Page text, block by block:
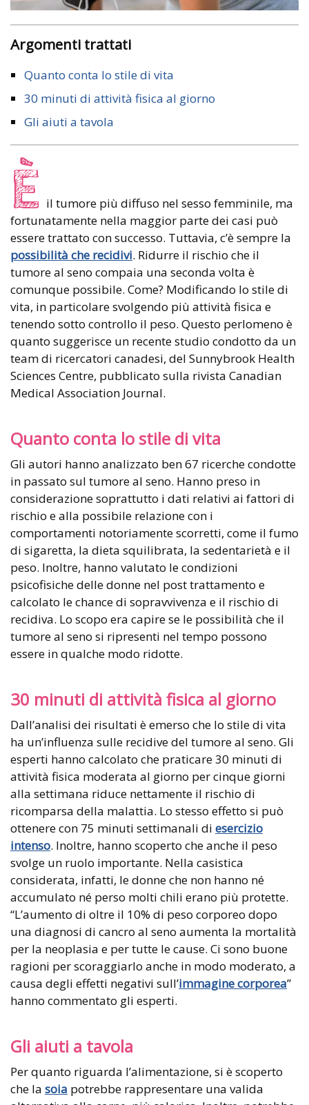
Argomenti trattati
Quanto conta lo stile di vita
30 minuti di attività fisica al giorno
Gli aiuti a tavola
È il tumore più diffuso nel sesso femminile, ma
fortunatamente nella maggior parte dei casi può
essere trattato con successo. Tuttavia, c’è sempre la
possibilità che recidivi. Ridurre il rischio che il
tumore al seno compaia una seconda volta è
comunque possibile. Come? Modificando lo stile di
vita, in particolare svolgendo più attività fisica e
tenendo sotto controllo il peso. Questo perlomeno è
quanto suggerisce un recente studio condotto da un
team di ricercatori canadesi, del Sunnybrook Health
Sciences Centre, pubblicato sulla rivista Canadian
Medical Association Journal.
Quanto conta lo stile di vita
Gli autori hanno analizzato ben 67 ricerche condotte
in passato sul tumore al seno. Hanno preso in
considerazione soprattutto i dati relativi ai fattori di
rischio e alla possibile relazione con i
comportamenti notoriamente scorretti, come il fumo
di sigaretta, la dieta squilibrata, la sedentarietà e il
peso. Inoltre, hanno valutato le condizioni
psicofisiche delle donne nel post trattamento e
calcolato le chance di sopravvivenza e il rischio di
recidiva. Lo scopo era capire se le possibilità che il
tumore al seno si ripresenti nel tempo possono
essere in qualche modo ridotte.
30 minuti di attività fisica al giorno
Dall’analisi dei risultati è emerso che lo stile di vita
ha un’influenza sulle recidive del tumore al seno. Gli
esperti hanno calcolato che praticare 30 minuti di
attività fisica moderata al giorno per cinque giorni
alla settimana riduce nettamente il rischio di
ricomparsa della malattia. Lo stesso effetto si può
ottenere con 75 minuti settimanali di esercizio
intenso. Inoltre, hanno scoperto che anche il peso
svolge un ruolo importante. Nella casistica
considerata, infatti, le donne che non hanno né
accumulato né perso molti chili erano più protette.
“L’aumento di oltre il 10% di peso corporeo dopo
una diagnosi di cancro al seno aumenta la mortalità
per la neoplasia e per tutte le cause. Ci sono buone
ragioni per scoraggiarlo anche in modo moderato, a
causa degli effetti negativi sull’immagine corporea”
hanno commentato gli esperti.
Gli aiuti a tavola
Per quanto riguarda l’alimentazione, si è scoperto
che la soia potrebbe rappresentare una valida